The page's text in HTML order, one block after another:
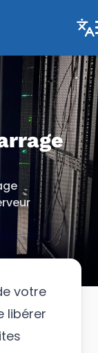
votre
libérer